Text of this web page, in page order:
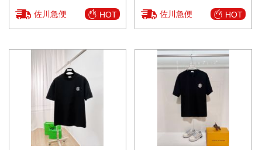
佐川急便 HOT 佐川急便 HOT